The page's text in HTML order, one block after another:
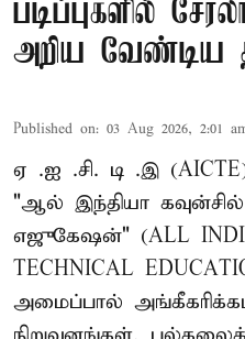
படிப்புகளில்
அறிய வேண்டிய
Published on: 03 Aug 2026, 2:01
ஏ .ஐ .சி. டி .இ
"ஆல் இந்தியா
எஜுகேஷன்" (ALL
TECHNICAL
அமைப்பால்